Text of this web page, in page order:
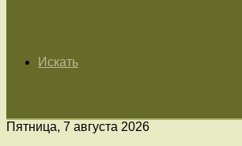
Искать
Пятница, 7 августа 2026